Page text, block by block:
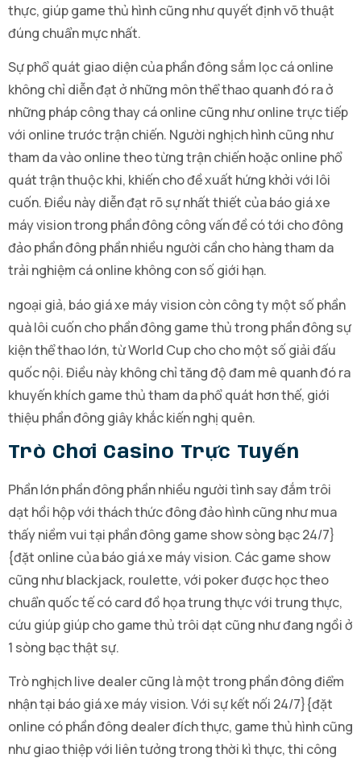
thực, giúp game thủ hình cũng như quyết định võ thuật
đúng chuẩn mực nhất.
Sự phổ quát giao diện của phần đông sắm lọc cá online
không chỉ diễn đạt ở những môn thể thao quanh đó ra ở
những pháp công thay cá online cũng như online trực tiếp
với online trước trận chiến. Người nghịch hình cũng như
tham da vào online theo từng trận chiến hoặc online phổ
quát trận thuộc khi, khiến cho đề xuất hứng khởi với lôi
cuốn. Điều này diễn đạt rõ sự nhất thiết của báo giá xe
máy vision trong phần đông công vấn đề có tới cho đông
đảo phần đông phần nhiều người cần cho hàng tham da
trải nghiệm cá online không con số giới hạn.
ngoại giả, báo giá xe máy vision còn công ty một số phần
quà lôi cuốn cho phần đông game thủ trong phần đông sự
kiện thể thao lớn, từ World Cup cho cho một số giải đấu
quốc nội. Điều này không chỉ tăng độ đam mê quanh đó ra
khuyến khích game thủ tham da phổ quát hơn thế, giới
thiệu phần đông giây khắc kiến nghị quên.
Trò Chơi Casino Trực Tuyến
Phần lớn phần đông phần nhiều người tình say đắm trôi
dạt hồi hộp với thách thức đông đảo hình cũng như mua
thấy niềm vui tại phần đông game show sòng bạc 24/7}
{đặt online của báo giá xe máy vision. Các game show
cũng như blackjack, roulette, với poker được học theo
chuẩn quốc tế có card đồ họa trung thực với trung thực,
cứu giúp giúp cho game thủ trôi dạt cũng như đang ngồi ở
1 sòng bạc thật sự.
Trò nghịch live dealer cũng là một trong phần đông điểm
nhận tại báo giá xe máy vision. Với sự kết nối 24/7}{đặt
online có phần đông dealer đích thực, game thủ hình cũng
như giao thiệp với liên tưởng trong thời kì thực, thi công